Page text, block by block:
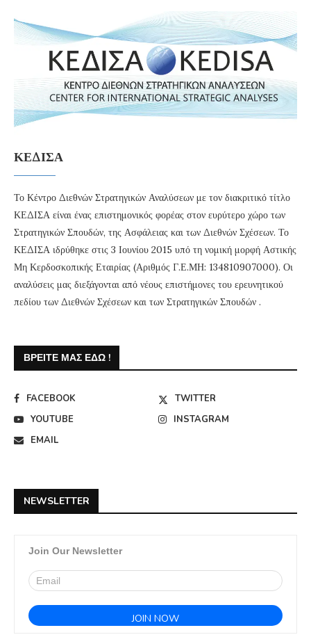
ΚΕΔΙΣΑ
Το Κέντρο Διεθνών Στρατηγικών Αναλύσεων με τον διακριτικό τίτλο
ΚΕΔΙΣΑ είναι ένας επιστημονικός φορέας στον ευρύτερο χώρο των
Στρατηγικών Σπουδών, της Ασφάλειας και των Διεθνών Σχέσεων. Το
ΚΕΔΙΣΑ ιδρύθηκε στις 3 Ιουνίου 2015 υπό τη νομική μορφή Αστικής
Μη Κερδοσκοπικής Εταιρίας (Αριθμός Γ.Ε.ΜΗ: 134810907000). Οι
αναλύσεις μας διεξάγονται από νέους επιστήμονες του ερευνητικού
πεδίου των Διεθνών Σχέσεων και των Στρατηγικών Σπουδών .
ΒΡΕΊΤΕ ΜΑΣ ΕΔΏ !
FACEBOOK
TWITTER
YOUTUBE
INSTAGRAM
EMAIL
NEWSLETTER
Join Our Newsletter